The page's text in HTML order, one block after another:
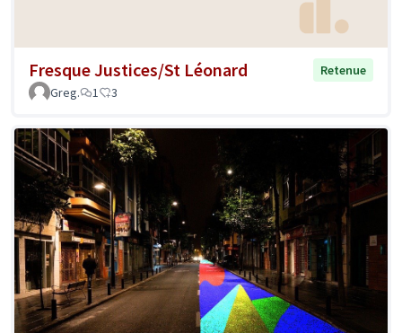
Fresque Justices/St Léonard
Retenue
Greg.
1 3